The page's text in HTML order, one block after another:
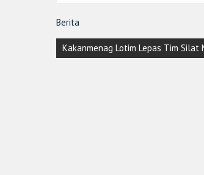
Berita
Post
navigation
Kakanmenag Lotim Lepas Tim Silat